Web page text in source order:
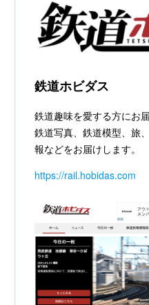
鉄道ホビダス
鉄道趣味を愛する方にお
鉄道写真、鉄道模型、旅
報などをお届けします。
https://rail.hobidas.com